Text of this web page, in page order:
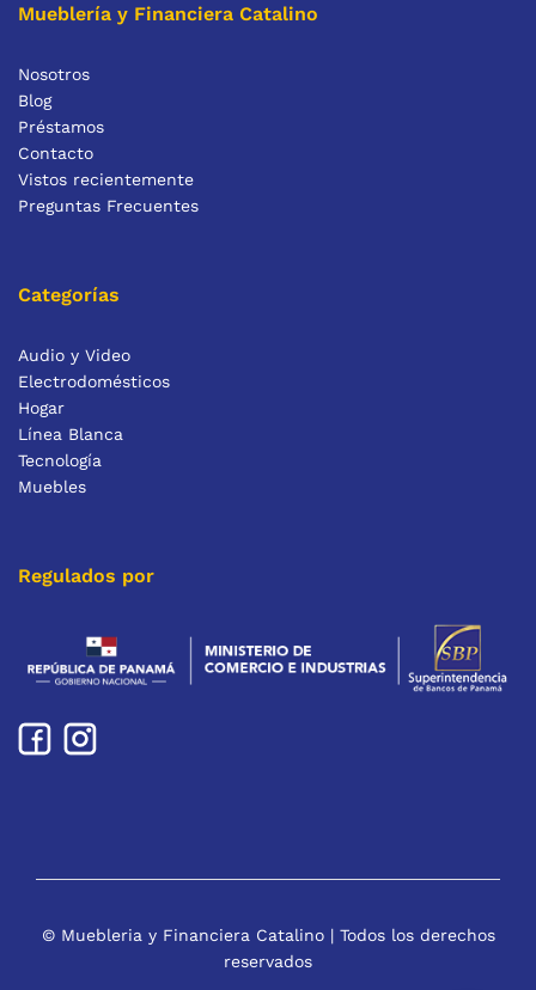
Mueblería y Financiera Catalino
Nosotros
Blog
Préstamos
Contacto
Vistos recientemente
Preguntas Frecuentes
Categorías
Audio y Video
Electrodomésticos
Hogar
Línea Blanca
Tecnología
Muebles
Regulados por
© Muebleria y Financiera Catalino | Todos los derechos
reservados